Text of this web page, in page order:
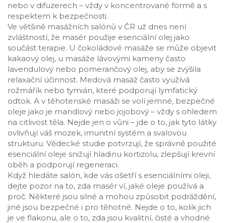
nebo v difuzerech – vždy v koncentrované formě a s
respektem k bezpečnosti.
Ve většině masážních salónů v ČR už dnes není
zvláštností, že masér použije esenciální olej jako
součást terapie. U čokoládové masáže se může objevit
kakaový olej, u masáže lávovými kameny často
lavendulový nebo pomerančový olej, aby se zvýšila
relaxační účinnost. Medová masáž často využívá
rožmářík nebo tymián, které podporují lymfatický
odtok. A v těhotenské masáži se volí jemné, bezpečné
oleje jako je mandlový nebo jojobový – vždy s ohledem
na citlivost těla. Nejde jen o vůni – jde o to, jak tyto látky
ovlivňují váš mozek, imunitní systém a svalovou
strukturu. Vědecké studie potvrzují, že správně použité
esenciální oleje snižují hladinu kortizolu, zlepšují krevní
oběh a podporují regeneraci.
Když hledáte salón, kde vás ošetří s esenciálními oleji,
dejte pozor na to, zda masér ví, jaké oleje používá a
proč. Některé jsou silné a mohou způsobit podráždění,
jiné jsou bezpečné i pro těhotné. Nejde o to, kolik jich
je ve flakonu, ale o to, zda jsou kvalitní, čisté a vhodné